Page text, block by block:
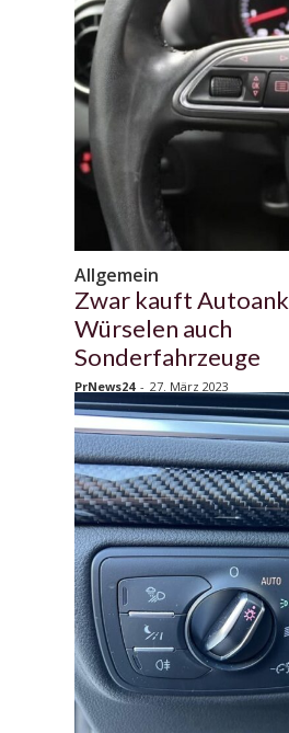
Allgemein
Zwar kauft
Würselen auch
Sonderfahrzeuge
PrNews24 - 27. März 2023